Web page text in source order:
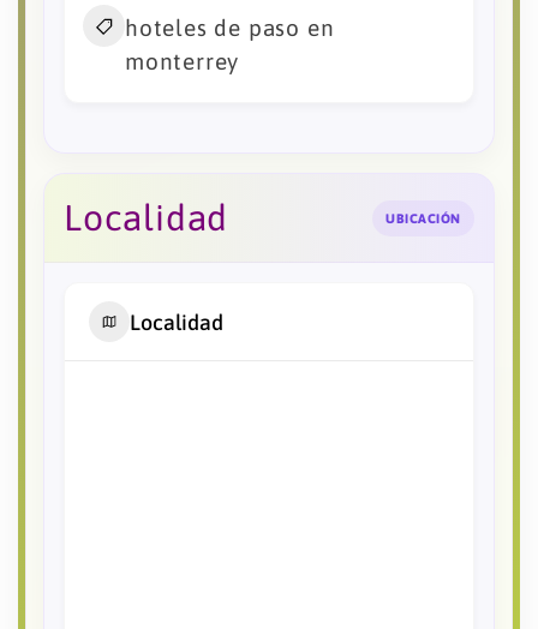
hoteles de paso en
monterrey
Localidad UBICACIÓN
Localidad